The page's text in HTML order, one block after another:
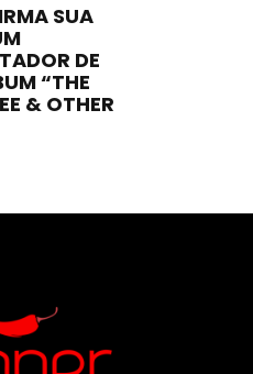
SUA
DE
“THE
& OTHER